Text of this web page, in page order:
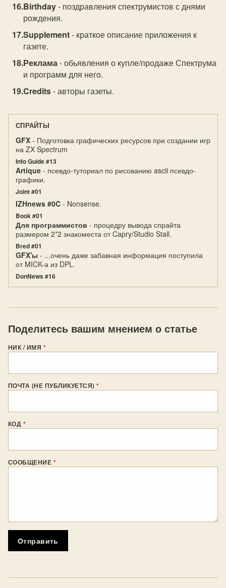
Birthday- поздравления спектрумистов с днями
рождения.
Supplement- краткое описание приложения к
газете.
Реклама- обьявления о купле/продаже Спектрума
и программ для него.
Credits- авторы газеты.
СПРАЙТЫ
GFX - Подготовка графических ресурсов при создании игр
на ZX Spectrum
Info Guide #13
Artique - псевдо-туториал по рисованию ascii псевдо-
графики.
Joint #01
IZHnews #0C - Nonsense.
Book #01
Для программистов - процедру вывода спрайта
размером 2*2 знакоместа от Capry/Studio Stall.
Bred #01
GFX'ы - ...очень даже забавная информация поступила
от MICK-а из DPL.
DonNews #16
Поделитесь вашим мнением о статье
НИК / ИМЯ *
ПОЧТА (НЕ ПУБЛИКУЕТСЯ)*
КОД *
СООБЩЕНИЕ *
Отправить